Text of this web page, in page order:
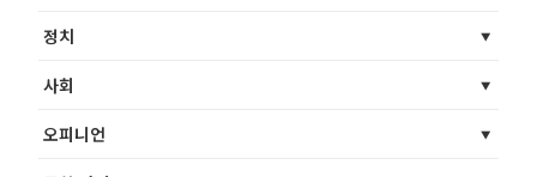
정치
사회
오피니언